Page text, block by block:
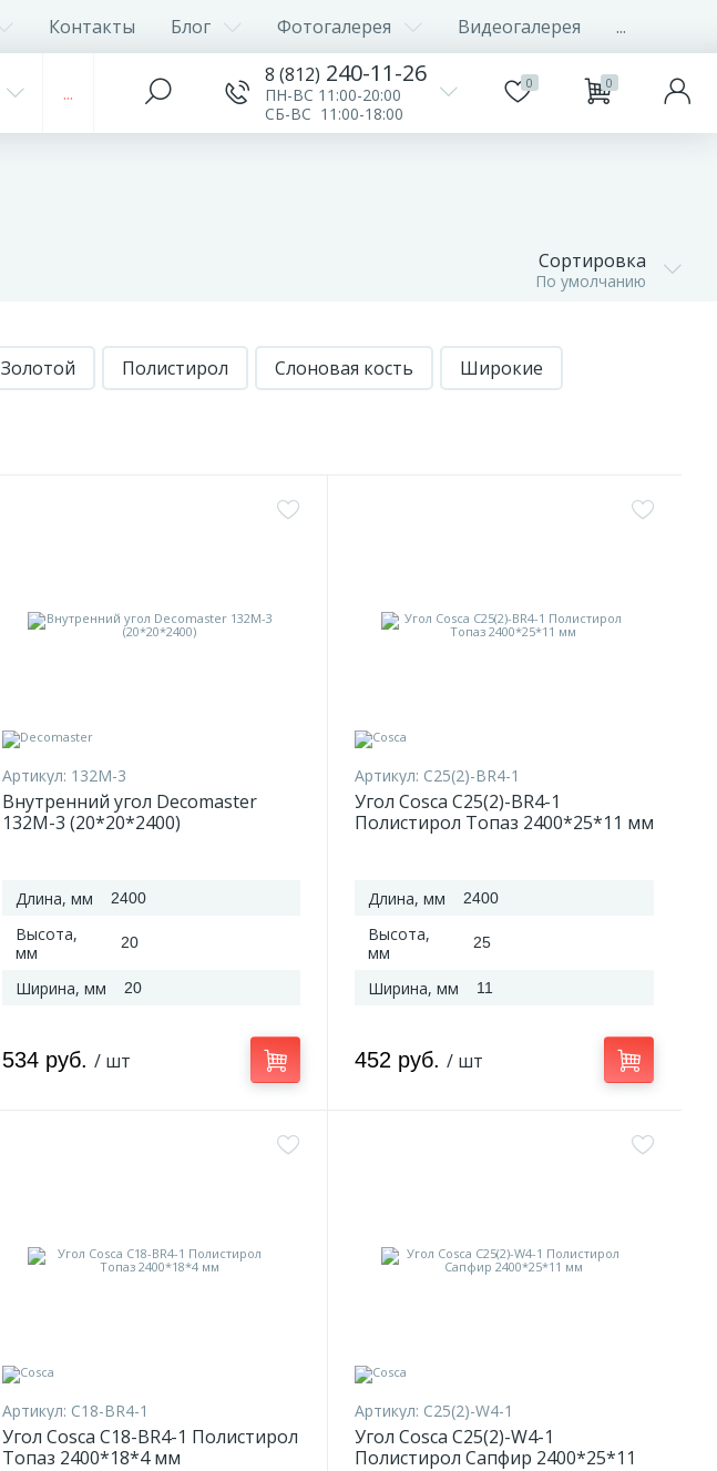
Контакты Блог Фотогалерея Видеогалерея ...
...
8 (812) 240-11-26
ПН-ВС 11:00-20:00
СБ-ВС 11:00-18:00
0 0
Сортировка
По умолчанию
Золотой Полистирол Слоновая кость Широкие
Артикул: 132M-3
Внутренний угол Decomaster
132M-3 (20*20*2400)
Длина, мм 2400
Высота,
мм
20
Ширина, мм 20
534 руб. / шт
Артикул: C25(2)-BR4-1
Угол Cosca C25(2)-BR4-1
Полистирол Топаз 2400*25*11 мм
Длина, мм 2400
Высота,
мм
25
Ширина, мм 11
452 руб./ шт
Артикул: C18-BR4-1
Угол Cosca C18-BR4-1 Полистирол
Топаз 2400*18*4 мм
Артикул: C25(2)-W4-1
Угол Cosca C25(2)-W4-1
Полистирол Сапфир 2400*25*11